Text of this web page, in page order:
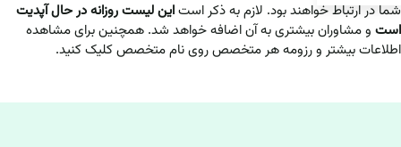
شما در ارتباط خواهند بود. لازم به ذکر استاین لیست روزانه در حال آپدیت
است و مشاوران بیشتری به آن اضافه خواهد شد. همچنین برای مشاهده
اطلاعات بیشتر و رزومه هر متخصص روی نام متخصص کلیک کنید.